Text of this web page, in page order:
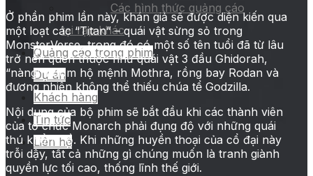
Các hình thức quảng cáo
tại rạp khác
Quảng cáo trong phim
Dự án
Khách hàng
Tin tức
Liên hệ
Ở phần phim lần này, khán giả sẽ được diện kiến qua
một loạt các “Titan” – quái vật sừng sỏ trong
MonsterVerse, trong đó có một số tên tuổi đã từ lâu
trở nên quen thuộc như quái vật 3 đầu Ghidorah,
“nàng” bướm hộ mệnh Mothra, rồng bay Rodan và
đương nhiên không thể thiếu chúa tể Godzilla.
Nội dung của bộ phim sẽ bắt đầu khi các thành viên
của tổ chức Monarch phải đụng độ với những quái
thú khổng lồ. Khi những huyền thoại của cổ đại này
trỗi dậy, tất cả những gì chúng muốn là tranh giành
quyền lực tối cao, thống lĩnh thế giới.